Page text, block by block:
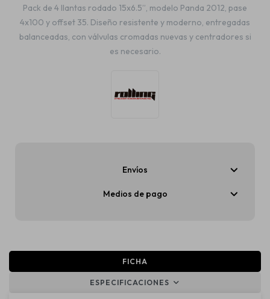
Pack de 4 llantas rodado 15x6.5”, modelo Panda 2012, pase
4x100 y offset 35. Diseño resistente y moderno, entregadas
balanceadas, con válvulas cromadas nuevas y centradores si
es necesario.
Envíos
Medios de pago
FICHA
ESPECIFICACIONES